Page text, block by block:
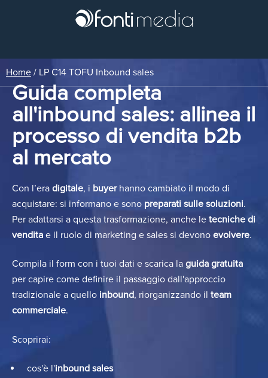
Home / LP C14 TOFU Inbound sales
Guida completa
all'inbound sales: allinea il
processo di vendita b2b
al mercato
Con l’era digitale, i buyerhanno cambiato il modo di
acquistare: si informano e sono preparati sulle soluzioni.
Per adattarsi a questa trasformazione, anche le tecniche di
vendita e il ruolo di marketing e sales si devono evolvere.
Compila il form con i tuoi dati e scarica la guida gratuita
per capire come definire il passaggio dall'approccio
tradizionale a quello inbound, riorganizzando il team
commerciale.
Scoprirai:
cos'è l'inbound sales